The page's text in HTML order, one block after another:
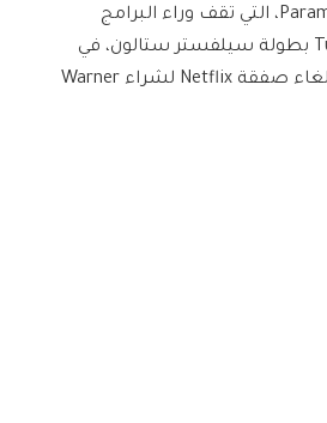
Muscling in: شركة Paramount، التي تقف وراء البرامج
التلفزيونية مثل Tulsa King بطولة سيلفستر ستالون، في
الصورة، تكثف جهودها لإلغاء صفقة Netflix لشراء Warner